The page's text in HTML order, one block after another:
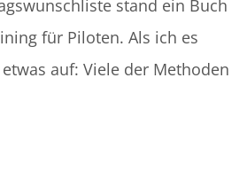
stand ein Buch
für Piloten. Als ich es
auf: Viele der Methoden